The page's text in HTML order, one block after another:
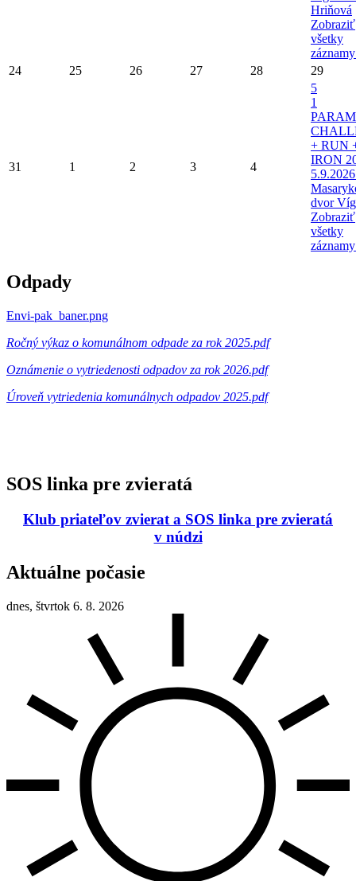
Hriňová
Zobraziť
všetky
24
25 26 27 28 29
31 1 2 3 4
5
1
+ RUN
IRON
dvor
Zobraziť
všetky
Odpady
Envi-pak_baner.png
Ročný výkaz o komunálnom odpade za rok 2025.pdf
Oznámenie o vytriedenosti odpadov za rok 2026.pdf
Úroveň vytriedenia komunálnych odpadov 2025.pdf
SOS linka pre zvieratá
Klub priateľov zvierat a SOS linka pre zvieratá
v núdzi
Aktuálne počasie
dnes, štvrtok 6. 8. 2026